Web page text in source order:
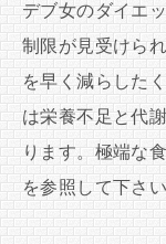
デブ女のダイエ
制限が見受けら
を早く減らした
は栄養不足と代
ります。極端な
を参照して下さい